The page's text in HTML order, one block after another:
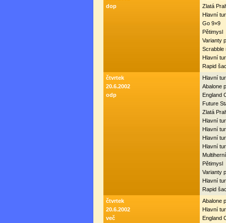
dop
Zlatá
Hlavní
Go 9×9
Pětimysl
Varianty
Scrabble
Hlavní
Rapid
čtvrtek
20.6.2002
odp
Hlavní
Abalone
England
Future
Zlatá
Hlavní
Hlavní
Hlavní
Hlavní
Pětimysl
Varianty
Hlavní
Rapid
čtvrtek
20.6.2002
več
Abalone
Hlavní
England